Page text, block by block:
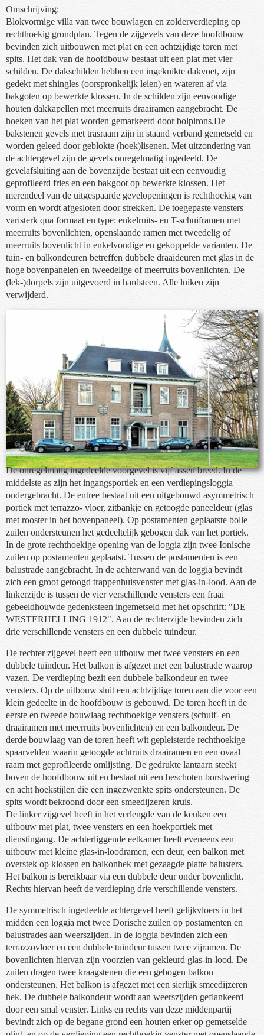
Omschrijving:
Blokvormige villa van twee bouwlagen en zolderverdieping op
rechthoekig grondplan. Tegen de zijgevels van deze hoofdbouw
bevinden zich uitbouwen met plat en een achtzijdige toren met
spits. Het dak van de hoofdbouw bestaat uit een plat met vier
schilden. De dakschilden hebben een ingeknikte dakvoet, zijn
gedekt met shingles (oorspronkelijk leien) en wateren af via
bakgoten op bewerkte klossen. In de schilden zijn eenvoudige
houten dakkapellen met meerruits draairamen aangebracht. De
hoeken van het plat worden gemarkeerd door bolpirons.De
bakstenen gevels met trasraam zijn in staand verband gemetseld en
worden geleed door geblokte (hoek)lisenen. Met uitzondering van
de achtergevel zijn de gevels onregelmatig ingedeeld. De
gevelafsluiting aan de bovenzijde bestaat uit een eenvoudig
geprofileerd fries en een bakgoot op bewerkte klossen. Het
merendeel van de uitgespaarde gevelopeningen is rechthoekig van
vorm en wordt afgesloten door strekken. De toegepaste vensters
varisterk qua formaat en type: enkelruits- en T-schuiframen met
meerruits bovenlichten, openslaande ramen met tweedelig of
meerruits bovenlicht in enkelvoudige en gekoppelde varianten. De
tuin- en balkondeuren betreffen dubbele draaideuren met glas in de
hoge bovenpanelen en tweedelige of meerruits bovenlichten. De
(lek-)dorpels zijn uitgevoerd in hardsteen. Alle luiken zijn
verwijderd.
De onregelmatig ingedeelde voorgevel is vijf assen breed. In de
middelste as zijn het ingangsportiek en een verdiepingsloggia
ondergebracht. De entree bestaat uit een uitgebouwd asymmetrisch
portiek met terrazzo- vloer, zitbankje en getoogde paneeldeur (glas
met rooster in het bovenpaneel). Op postamenten geplaatste bolle
zuilen ondersteunen het gedeeltelijk gebogen dak van het portiek.
In de grote rechthoekige opening van de loggia zijn twee Ionische
zuilen op postamenten geplaatst. Tussen de postamenten is een
balustrade aangebracht. In de achterwand van de loggia bevindt
zich een groot getoogd trappenhuisvenster met glas-in-lood. Aan de
linkerzijde is tussen de vier verschillende vensters een fraai
gebeeldhouwde gedenksteen ingemetseld met het opschrift: "DE
WESTERHELLING 1912". Aan de rechterzijde bevinden zich
drie verschillende vensters en een dubbele tuindeur.
De rechter zijgevel heeft een uitbouw met twee vensters en een
dubbele tuindeur. Het balkon is afgezet met een balustrade waarop
vazen. De verdieping bezit een dubbele balkondeur en twee
vensters. Op de uitbouw sluit een achtzijdige toren aan die voor een
klein gedeelte in de hoofdbouw is gebouwd. De toren heeft in de
eerste en tweede bouwlaag rechthoekige vensters (schuif- en
draairamen met meerruits bovenlichten) en een balkondeur. De
derde bouwlaag van de toren heeft wit gepleisterde rechthoekige
spaarvelden waarin getoogde achtruits draairamen en een ovaal
raam met geprofileerde omlijsting. De gedrukte lantaarn steekt
boven de hoofdbouw uit en bestaat uit een beschoten borstwering
en acht hoekstijlen die een ingezwenkte spits ondersteunen. De
spits wordt bekroond door een smeedijzeren kruis.
De linker zijgevel heeft in het verlengde van de keuken een
uitbouw met plat, twee vensters en een hoekportiek met
dienstingang. De achterliggende eetkamer heeft eveneens een
uitbouw met kleine glas-in-loodramen, een deur, een balkon met
overstek op klossen en balkonhek met gezaagde platte balusters.
Het balkon is bereikbaar via een dubbele deur onder bovenlicht.
Rechts hiervan heeft de verdieping drie verschillende vensters.
De symmetrisch ingedeelde achtergevel heeft gelijkvloers in het
midden een loggia met twee Dorische zuilen op postamenten en
balustrades aan weerszijden. In de loggia bevinden zich een
terrazzovloer en een dubbele tuindeur tussen twee zijramen. De
bovenlichten hiervan zijn voorzien van gekleurd glas-in-lood. De
zuilen dragen twee kraagstenen die een gebogen balkon
ondersteunen. Het balkon is afgezet met een sierlijk smeedijzeren
hek. De dubbele balkondeur wordt aan weerszijden geflankeerd
door een smal venster. Links en rechts van deze middenpartij
bevindt zich op de begane grond een houten erker op gemetselde